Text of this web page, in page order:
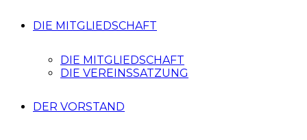
DIE MITGLIEDSCHAFT
DIE MITGLIEDSCHAFT
DIE VEREINSSATZUNG
DER VORSTAND